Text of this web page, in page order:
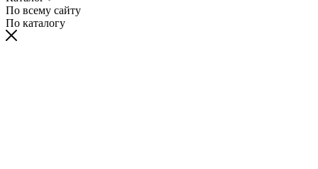
По всему сайту
По каталогу